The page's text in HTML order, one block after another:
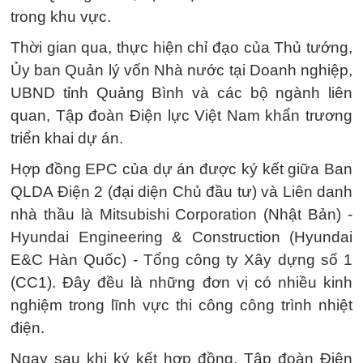
trong khu vực.
Thời gian qua, thực hiện chỉ đạo của Thủ tướng,
Ủy ban Quản lý vốn Nhà nước tại Doanh nghiệp,
UBND tỉnh Quảng Bình và các bộ ngành liên
quan, Tập đoàn Điện lực Việt Nam khẩn trương
triển khai dự án.
Hợp đồng EPC của dự án được ký kết giữa Ban
QLDA Điện 2 (đại diện Chủ đầu tư) và Liên danh
nhà thầu là Mitsubishi Corporation (Nhật Bản) -
Hyundai Engineering & Construction (Hyundai
E&C Hàn Quốc) - Tổng công ty Xây dựng số 1
(CC1). Đây đều là những đơn vị có nhiều kinh
nghiệm trong lĩnh vực thi công công trình nhiệt
điện.
Ngay sau khi ký kết hợp đồng, Tập đoàn Điện